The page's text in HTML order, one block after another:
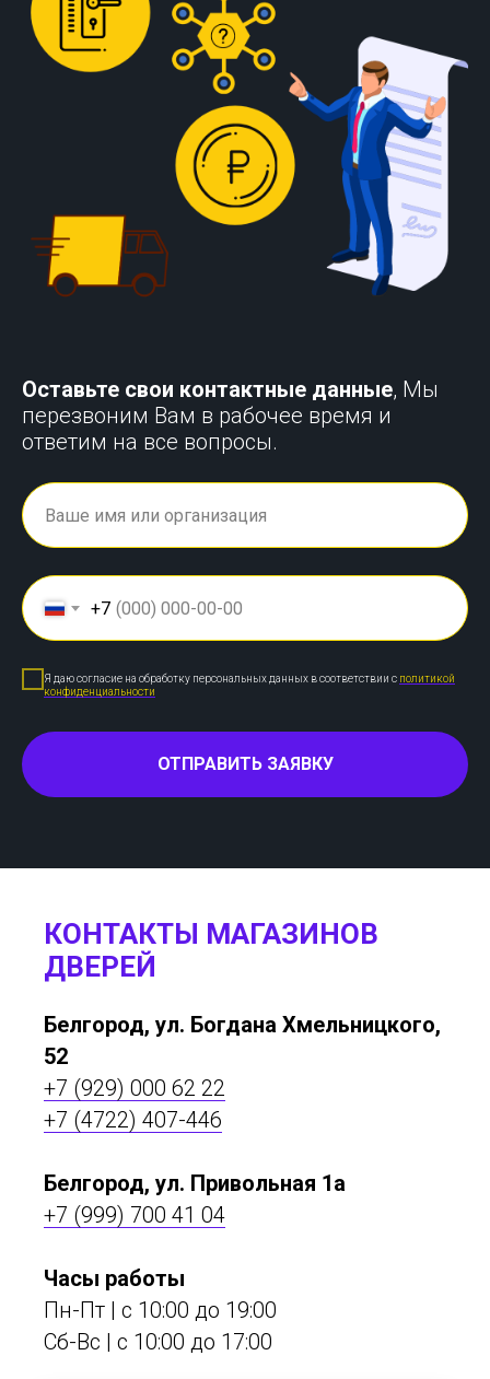
Оставьте свои контактные данные, Мы
перезвоним Вам в рабочее время и
ответим на все вопросы.
+7
Я даю согласие на обработку персональных данных в соответствии с политикой
конфиденциальности
ОТПРАВИТЬ ЗАЯВКУ
КОНТАКТЫ МАГАЗИНОВ
ДВЕРЕЙ
Белгород, ул. Богдана Хмельницкого,
52
+7 (929) 000 62 22
+7 (4722) 407-446
Белгород, ул. Привольная 1а
+7 (999) 700 41 04
Часы работы
Пн-Пт | с 10:00 до 19:00
Сб-Вс | c 10:00 до 17:00